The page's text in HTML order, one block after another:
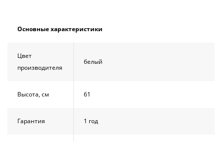
Основные характеристики
Цвет
производителя
белый
Высота, см 61
Гарантия 1 год